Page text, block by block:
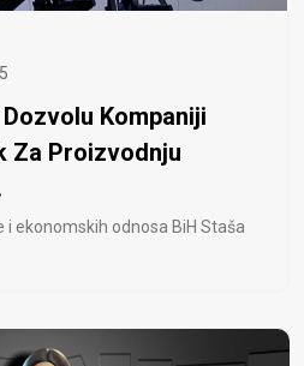
Kompaniji
Za Proizvodnju
i ekonomskih odnosa BiH Staša